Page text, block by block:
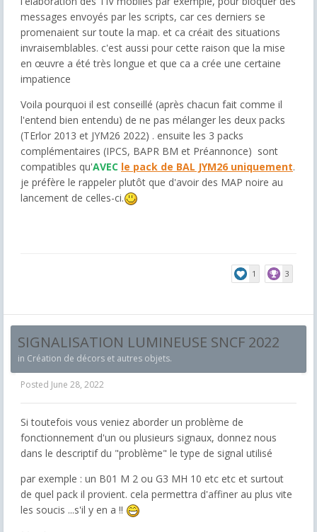
messages envoyés par les scripts, car ces derniers se
promenaient sur toute la map. et ca créait des situations
invraisemblables. c'est aussi pour cette raison que la mise
en œuvre a été très longue et que ca a crée une certaine
impatience
Voila pourquoi il est conseillé (après chacun fait comme il
l'entend bien entendu) de ne pas mélanger les deux packs
(TErlor 2013 et JYM26 2022) . ensuite les 3 packs
complémentaires (IPCS, BAPR BM et Préannonce) sont
compatibles qu'AVEC le pack de BAL JYM26 uniquement.
je préfère le rappeler plutôt que d'avoir des MAP noire au
lancement de celles-ci.
1 3
SIGNALISATION LUMINEUSE SNCF 2022
in Création de décors et autres objets.
Posted June 28, 2022
Si toutefois vous veniez aborder un problème de
fonctionnement d'un ou plusieurs signaux, donnez nous
dans le descriptif du "problème" le type de signal utilisé
par exemple : un B01 M 2 ou G3 MH 10 etc etc et surtout
de quel pack il provient. cela permettra d'affiner au plus vite
les soucis ...s'il y en a !!